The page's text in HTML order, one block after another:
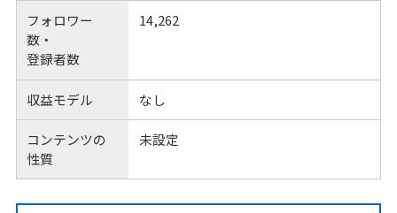
フォロワー
数・
登録者数
14,262
収益モデル なし
コンテンツの
性質
未設定